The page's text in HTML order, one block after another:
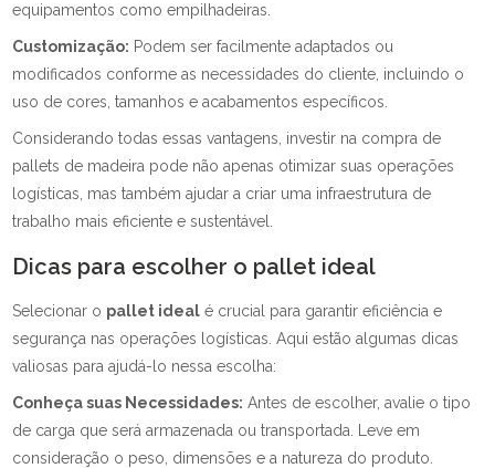
equipamentos como empilhadeiras.
Customização: Podem ser facilmente adaptados ou
modificados conforme as necessidades do cliente, incluindo o
uso de cores, tamanhos e acabamentos específicos.
Considerando todas essas vantagens, investir na compra de
pallets de madeira pode não apenas otimizar suas operações
logísticas, mas também ajudar a criar uma infraestrutura de
trabalho mais eficiente e sustentável.
Dicas para escolher o pallet ideal
Selecionar o pallet ideal é crucial para garantir eficiência e
segurança nas operações logísticas. Aqui estão algumas dicas
valiosas para ajudá-lo nessa escolha:
Conheça suas Necessidades: Antes de escolher, avalie o tipo
de carga que será armazenada ou transportada. Leve em
consideração o peso, dimensões e a natureza do produto.